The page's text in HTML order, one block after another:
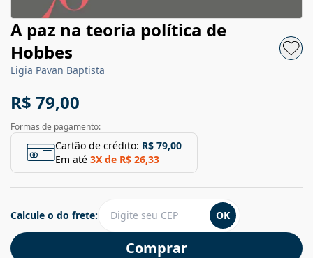
A paz na teoria política de
Hobbes
Ligia Pavan Baptista
R$ 79,00
Formas de pagamento:
Cartão de crédito: R$ 79,00
Em até 3X de R$ 26,33
Comprar
Calcule o do frete: OK